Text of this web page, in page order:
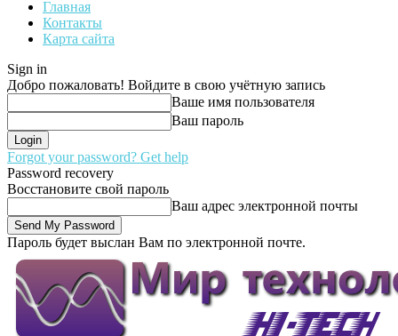
Главная
Контакты
Карта сайта
Sign in
Добро пожаловать! Войдите в свою учётную запись
Ваше имя пользователя
Ваш пароль
Forgot your password? Get help
Password recovery
Восстановите свой пароль
Ваш адрес электронной почты
Пароль будет выслан Вам по электронной почте.